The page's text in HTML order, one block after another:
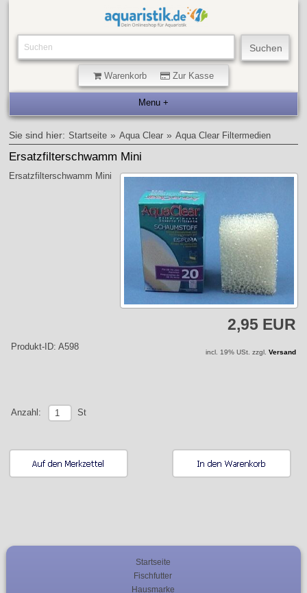
Warenkorb Zur Kasse
Sie sind hier: Startseite » Aqua Clear » Aqua Clear Filtermedien
Ersatzfilterschwamm Mini
Ersatzfilterschwamm Mini
2,95 EUR
Produkt-ID: A598
incl. 19% USt. zzgl. Versand
Anzahl: St
Startseite
Fischfutter
Hausmarke